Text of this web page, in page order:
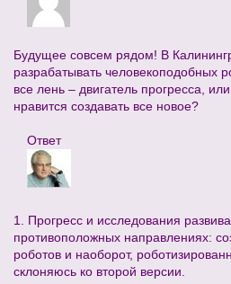
Будущее совсем рядом! В
разрабатывать человекоподобных
все лень – двигатель прогресса,
нравится создавать все новое?
Ответ
1. Прогресс и исследования
противоположных направлениях:
роботов и наоборот,
склоняюсь ко второй версии.